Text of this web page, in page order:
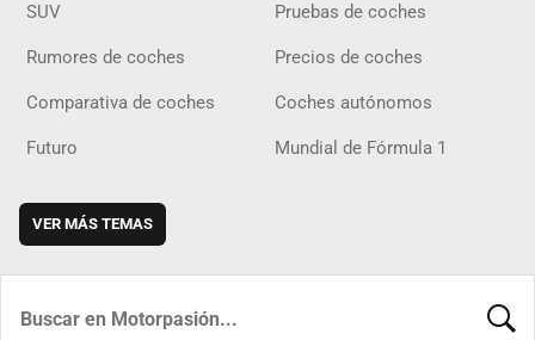
SUV Pruebas de coches
Rumores de coches Precios de coches
Comparativa de coches Coches autónomos
Futuro Mundial de Fórmula 1
VER MÁS TEMAS